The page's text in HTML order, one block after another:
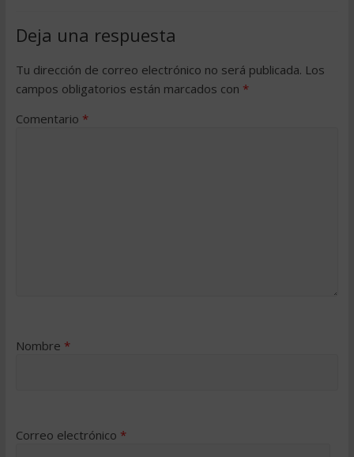
Deja una respuesta
Tu dirección de correo electrónico no será publicada. Los
campos obligatorios están marcados con *
Comentario *
Nombre *
Correo electrónico *